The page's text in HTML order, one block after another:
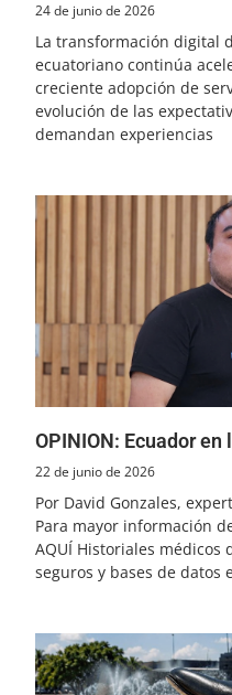
24 de junio de 2026
La transformación digital
ecuatoriano continúa
creciente adopción de
evolución de las
demandan experiencias
OPINION: Ecuador
22 de junio de 2026
Por David Gonzales,
Para mayor información
AQUÍ Historiales médicos
seguros y bases de datos